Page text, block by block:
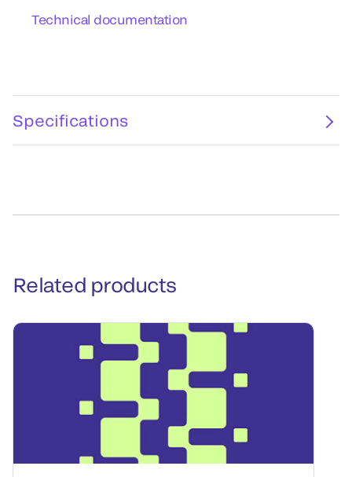
Technical documentation
Specifications
Related products